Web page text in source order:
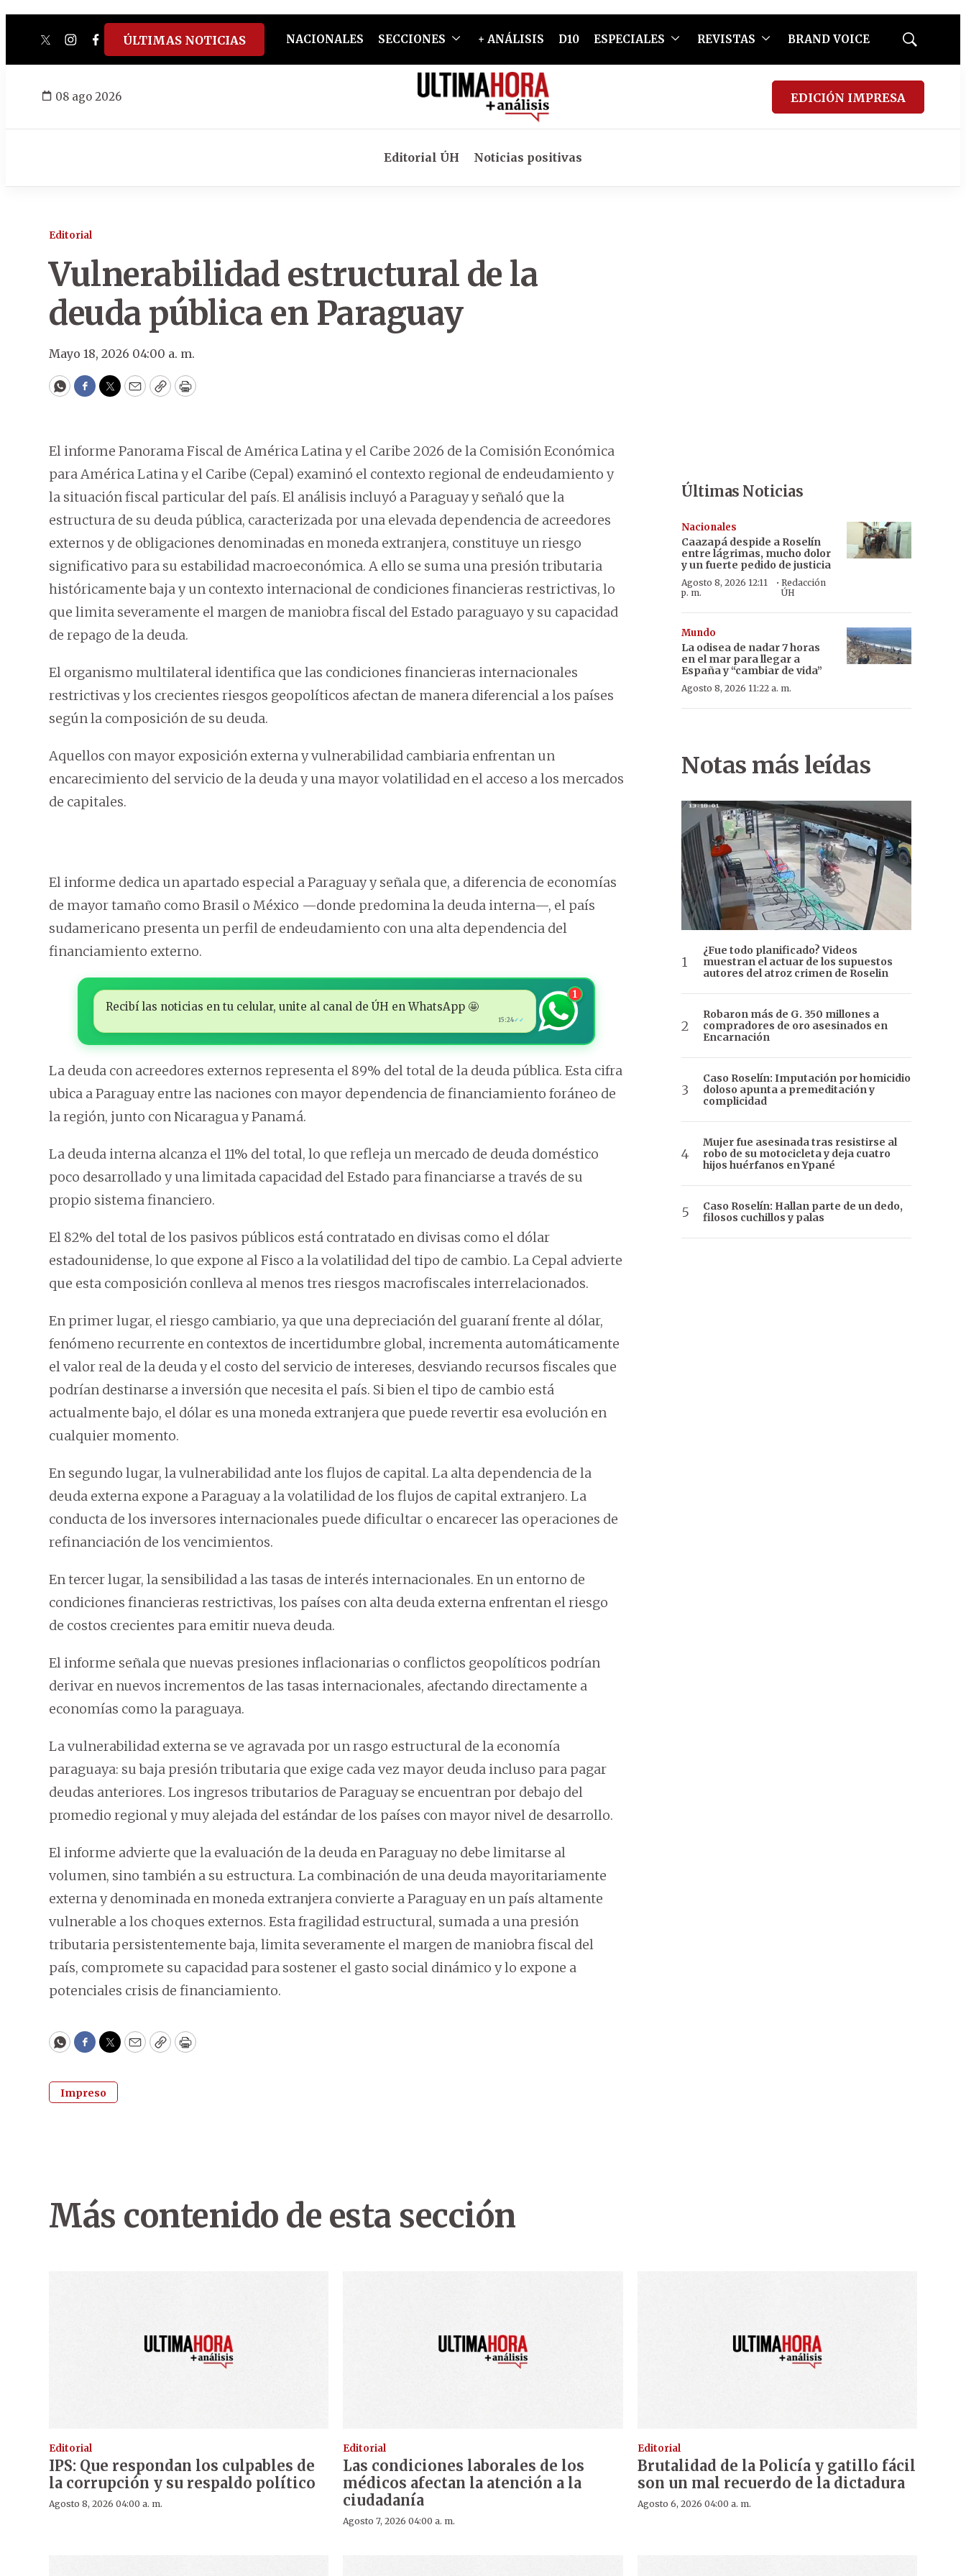
twitterinstagram
facebook
tiktokyoutube
spotify
ÚLTIMAS NOTICIAS NACIONALES SECCIONES + ANÁLISIS D10 ESPECIALES REVISTAS BRAND VOICE
Mostrar
08 ago 2026 EDICIÓN IMPRESA
Editorial ÚH Noticias positivas
Editorial
Vulnerabilidad estructural de la
deuda pública en Paraguay
Mayo 18, 2026 04:00 a. m.
WhatsApp
Facebook
Twitter
EmailCopyPrint
El informe Panorama Fiscal de América Latina y el Caribe 2026 de la Comisión Económica
para América Latina y el Caribe (Cepal) examinó el contexto regional de endeudamiento y
la situación fiscal particular del país. El análisis incluyó a Paraguay y señaló que la
estructura de su deuda pública, caracterizada por una elevada dependencia de acreedores
externos y de obligaciones denominadas en moneda extranjera, constituye un riesgo
significativo para su estabilidad macroeconómica. A ello se suma una presión tributaria
históricamente baja y un contexto internacional de condiciones financieras restrictivas, lo
que limita severamente el margen de maniobra fiscal del Estado paraguayo y su capacidad
de repago de la deuda.
El organismo multilateral identifica que las condiciones financieras internacionales
restrictivas y los crecientes riesgos geopolíticos afectan de manera diferencial a los países
según la composición de su deuda.
Aquellos con mayor exposición externa y vulnerabilidad cambiaria enfrentan un
encarecimiento del servicio de la deuda y una mayor volatilidad en el acceso a los mercados
de capitales.
El informe dedica un apartado especial a Paraguay y señala que, a diferencia de economías
de mayor tamaño como Brasil o México —donde predomina la deuda interna—, el país
sudamericano presenta un perfil de endeudamiento con una alta dependencia del
financiamiento externo.
Recibí las noticias en tu celular, unite al canal de ÚH en WhatsApp 🤩
15:24✓✓
1
La deuda con acreedores externos representa el 89% del total de la deuda pública. Esta cifra
ubica a Paraguay entre las naciones con mayor dependencia de financiamiento foráneo de
la región, junto con Nicaragua y Panamá.
La deuda interna alcanza el 11% del total, lo que refleja un mercado de deuda doméstico
poco desarrollado y una limitada capacidad del Estado para financiarse a través de su
propio sistema financiero.
El 82% del total de los pasivos públicos está contratado en divisas como el dólar
estadounidense, lo que expone al Fisco a la volatilidad del tipo de cambio. La Cepal advierte
que esta composición conlleva al menos tres riesgos macrofiscales interrelacionados.
En primer lugar, el riesgo cambiario, ya que una depreciación del guaraní frente al dólar,
fenómeno recurrente en contextos de incertidumbre global, incrementa automáticamente
el valor real de la deuda y el costo del servicio de intereses, desviando recursos fiscales que
podrían destinarse a inversión que necesita el país. Si bien el tipo de cambio está
actualmente bajo, el dólar es una moneda extranjera que puede revertir esa evolución en
cualquier momento.
En segundo lugar, la vulnerabilidad ante los flujos de capital. La alta dependencia de la
deuda externa expone a Paraguay a la volatilidad de los flujos de capital extranjero. La
conducta de los inversores internacionales puede dificultar o encarecer las operaciones de
refinanciación de los vencimientos.
En tercer lugar, la sensibilidad a las tasas de interés internacionales. En un entorno de
condiciones financieras restrictivas, los países con alta deuda externa enfrentan el riesgo
de costos crecientes para emitir nueva deuda.
El informe señala que nuevas presiones inflacionarias o conflictos geopolíticos podrían
derivar en nuevos incrementos de las tasas internacionales, afectando directamente a
economías como la paraguaya.
La vulnerabilidad externa se ve agravada por un rasgo estructural de la economía
paraguaya: su baja presión tributaria que exige cada vez mayor deuda incluso para pagar
deudas anteriores. Los ingresos tributarios de Paraguay se encuentran por debajo del
promedio regional y muy alejada del estándar de los países con mayor nivel de desarrollo.
El informe advierte que la evaluación de la deuda en Paraguay no debe limitarse al
volumen, sino también a su estructura. La combinación de una deuda mayoritariamente
externa y denominada en moneda extranjera convierte a Paraguay en un país altamente
vulnerable a los choques externos. Esta fragilidad estructural, sumada a una presión
tributaria persistentemente baja, limita severamente el margen de maniobra fiscal del
país, compromete su capacidad para sostener el gasto social dinámico y lo expone a
potenciales crisis de financiamiento.
WhatsApp
Facebook
Twitter
EmailCopyPrint
Impreso
Últimas Noticias
Nacionales
Caazapá despide a Roselín
entre lágrimas, mucho dolor
y un fuerte pedido de justicia
Agosto 8, 2026 12:11
p. m.
· Redacción
ÚH
Mundo
La odisea de nadar 7 horas
en el mar para llegar a
España y “cambiar de vida”
Agosto 8, 2026 11:22 a. m.
Notas más leídas
¿Fue todo planificado? Videos
muestran el actuar de los supuestos
autores del atroz crimen de Roselin
Robaron más de G. 350 millones a
compradores de oro asesinados en
Encarnación
Caso Roselín: Imputación por homicidio
doloso apunta a premeditación y
complicidad
Mujer fue asesinada tras resistirse al
robo de su motocicleta y deja cuatro
hijos huérfanos en Ypané
Caso Roselín: Hallan parte de un dedo,
filosos cuchillos y palas
Más contenido de esta sección
Editorial
IPS: Que respondan los culpables de
la corrupción y su respaldo político
Agosto 8, 2026 04:00 a. m.
Editorial
Las condiciones laborales de los
médicos afectan la atención a la
ciudadanía
Agosto 7, 2026 04:00 a. m.
Editorial
Brutalidad de la Policía y gatillo fácil
son un mal recuerdo de la dictadura
Agosto 6, 2026 04:00 a. m.